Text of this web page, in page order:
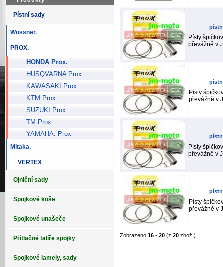
Pístní sady
Wossner.
PROX.
HONDA Prox.
HUSQVARNA Prox.
KAWASAKI Prox.
KTM Prox.
SUZUKI Prox.
TM Prox.
YAMAHA. Prox
Mitaka.
VERTEX
Ojniční sady
Spojkové koše
Spojkové unašeče
Přítlačné talíře spojky
Spojkové lamely, sady
Písty
převážně v
Písty
převážně v
Písty
převážně v
Písty
převážně v
Zobrazeno 16- 20(z 20zboží)